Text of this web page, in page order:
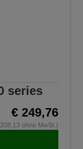
series
€ 249,76
ohne MwSt.)